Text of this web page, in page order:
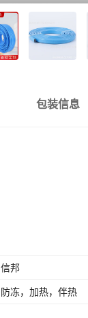
包装信息
信邦
防冻，加热，伴热